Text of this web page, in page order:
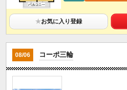
★お気に入り登録
08/06 コーポ三輪